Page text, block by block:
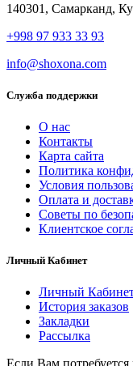
140301, Самарканд,
+998 97 933 33 93
info@shoxona.com
Служба поддержки
О нас
Контакты
Карта сайта
Политика
Условия
Оплата и
Советы по
Клиентское
Личный Кабинет
Личный
История заказов
Закладки
Рассылка